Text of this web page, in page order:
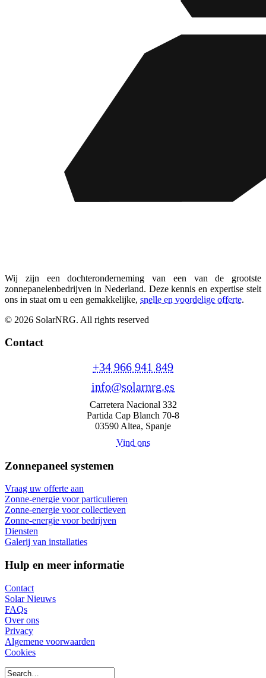
Wij zijn een dochteronderneming van een van de grootste
zonnepanelenbedrijven in Nederland. Deze kennis en expertise stelt
ons in staat om u een gemakkelijke, snelle en voordelige offerte.
© 2026 SolarNRG. All rights reserved
Contact
+34 966 941 849
info@solarnrg.es
Carretera Nacional 332
Partida Cap Blanch 70-8
03590 Altea, Spanje
Vind ons
Zonnepaneel systemen
Vraag uw offerte aan
Zonne-energie voor particulieren
Zonne-energie voor collectieven
Zonne-energie voor bedrijven
Diensten
Galerij van installaties
Hulp en meer informatie
Contact
Solar Nieuws
FAQs
Over ons
Privacy
Algemene voorwaarden
Cookies